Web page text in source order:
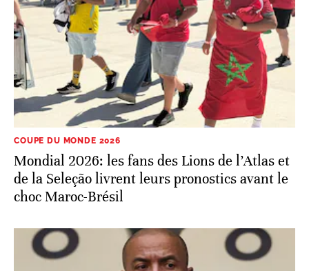
COUPE DU MONDE 2026
Mondial 2026: les fans des Lions de l’Atlas et
de la Seleção livrent leurs pronostics avant le
choc Maroc-Brésil